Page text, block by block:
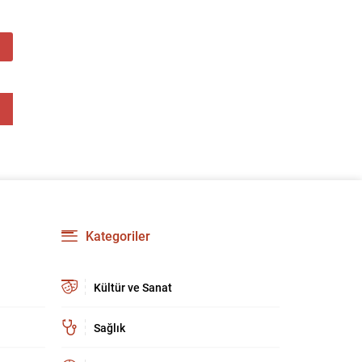
Kategoriler
Kültür ve Sanat
Sağlık